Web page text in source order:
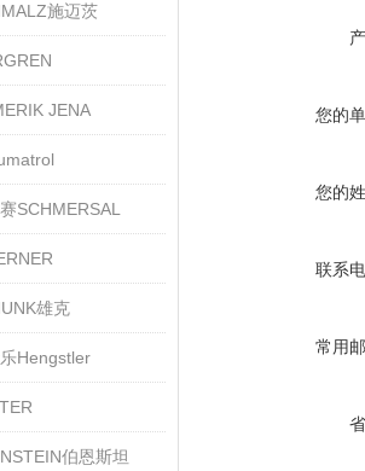
施迈茨
JENA
SCHMERSAL
雄克
Hengstler
伯恩斯坦
您的
您的
联系
常用